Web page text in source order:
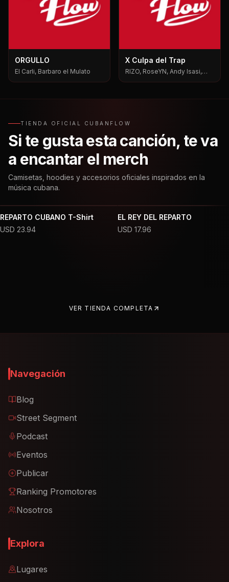
ORGULLO
El Carli, Barbaro el Mulato
X Culpa del Trap
RIZO, RoseYN, Andy Isasi,
TIENDA OFICIAL CUBANFLOW
Si te gusta esta canción, te va
a encantar el merch
Camisetas, hoodies y accesorios oficiales inspirados en la
música cubana.
REPARTO CUBANO T-Shirt
USD 23.94
EL REY DEL REPARTO
USD 17.96
VER TIENDA COMPLETA
Navegación
Blog
Street Segment
Podcast
Eventos
Publicar
Ranking Promotores
Nosotros
Explora
Lugares